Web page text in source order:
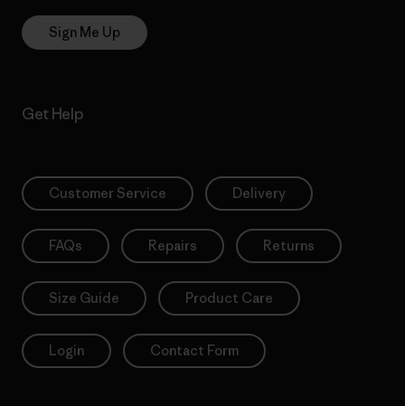
Sign Me Up
Get Help
Customer Service Delivery
FAQs Repairs Returns
Size Guide Product Care
Login Contact Form